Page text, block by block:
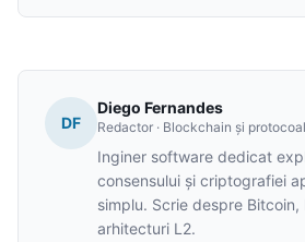
DF
Diego Fernandes
Redactor · Blockchain și
Inginer software dedicat
consensului și criptografiei
simplu. Scrie despre Bitcoin,
arhitecturi L2.